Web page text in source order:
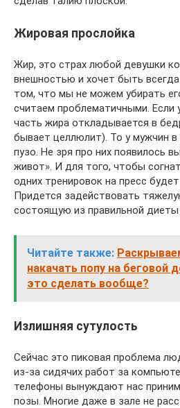
Жировая прослойка
Жир, это страх любой девушки
внешностью и хочет быть
том, что мы не можем убирать
считаем проблематичными. Если
часть жира откладывается в
бывает целлюлит). То у мужчин в
пузо. Не зря про них появилось
живот». И для того, чтобы
одних тренировок на пресс
Придется задействовать
состоящую из правильной диеты
Читайте также:
накачать попу на беговой
это сделать вообще?
Излишняя сутулость
Сейчас это пиковая проблема
из-за сидячих работ за
телефоны вынуждают нас
позы. Многие даже в зале не